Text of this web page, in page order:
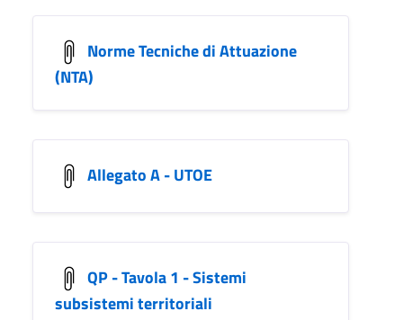
Norme Tecniche di Attuazione
(NTA)
Allegato A - UTOE
QP - Tavola 1 - Sistemi
subsistemi territoriali